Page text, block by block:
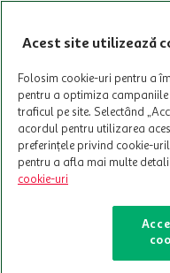
Termenele și Condițiile
valabile in limita stocurilor
limita a 12 unitati / card
participante și pentru
nu poate fi utilizat in
activitati in afara celor
nu raspunde pentru
care aceste este suspendat
intretineri sau reparatii
Iti stam
021-9141
Acest site utilizează
Folosim cookie-uri pentru a
pentru a optimiza
traficul pe site. Selectând
acordul pentru utilizarea
preferințele privind cookie-
pentru a afla mai multe
cookie-uri